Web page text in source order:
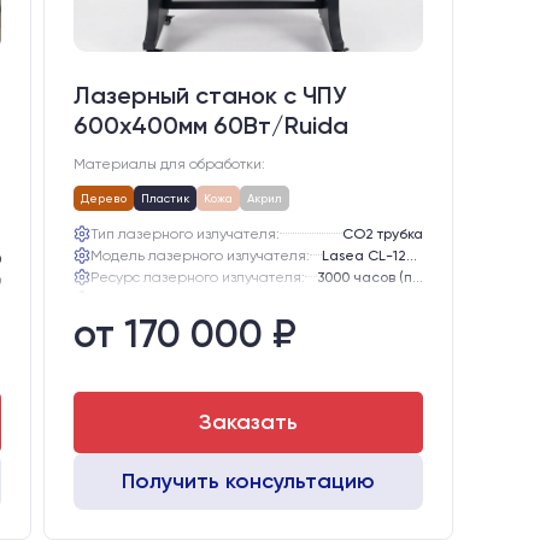
Лазерный станок c ЧПУ
600х400мм 60Вт/Ruida
Материалы для обработки:
Дерево Пластик Кожа Акрил
Тип лазерного излучателя:
СО2 трубка
Модель лазерного излучателя:
Ресурс лазерного излучателя:
Зеркала:
Интерфейс подключения станка к ПК:
от 170 000 ₽
Заказать
Получить консультацию